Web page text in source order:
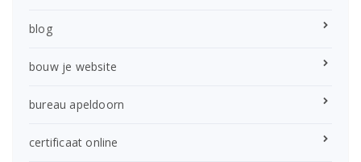
blog
bouw je website
bureau apeldoorn
certificaat online